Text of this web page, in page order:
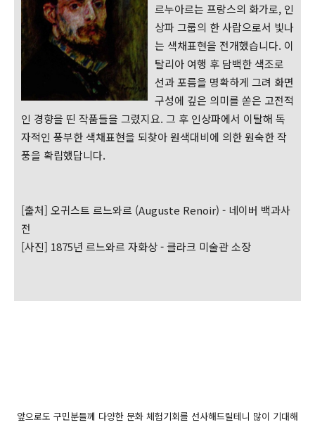
르누아르는 프랑스의 화가로, 인
상파 그룹의 한 사람으로서 빛나
는 색채표현을 전개했습니다. 이
탈리아 여행 후 담백한 색조로
선과 포름을 명확하게 그려 화면
구성에 깊은 의미를 쏟은 고전적
인 경향을 띤 작품들을 그렸지요. 그 후 인상파에서 이탈해 독
자적인 풍부한 색채표현을 되찾아 원색대비에 의한 원숙한 작
풍을 확립했답니다.
[출처] 오귀스트 르느와르 (Auguste Renoir) - 네이버 백과사
전
[사진] 1875년 르느와르 자화상 - 클라크 미술관 소장
앞으로도 구민분들께 다양한 문화 체험기회를 선사해드릴테니 많이 기대해